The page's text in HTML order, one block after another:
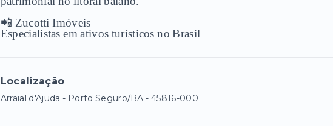
📲 Zucotti Imóveis
Especialistas em ativos turísticos no Brasil
Localização
Arraial d'Ajuda - Porto Seguro/BA - 45816-000